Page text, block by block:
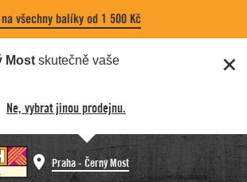
všechny balíky od 1 500 Kč
Most skutečně vaše
Ne, vybrat jinou prodejnu.
Praha - Černý Most